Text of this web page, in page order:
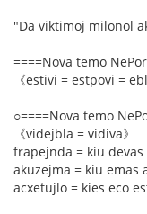
"Da viktimoj milonol
====Nova temo
《estivi = estpovi =
○====Nova temo
《videjbla = vidiva》
frapejnda = kiu
akuzejma = kiu emas
acxetujlo = kies eco